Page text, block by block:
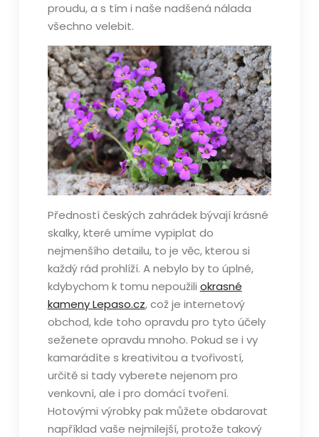
proudu, a s tím i naše nadšená nálada
všechno velebit.
Předností českých zahrádek bývají krásné
skalky, které umíme vypiplat do
nejmenšího detailu, to je věc, kterou si
každý rád prohlíží. A nebylo by to úplné,
kdybychom k tomu nepoužili okrasné
kameny Lepaso.cz, což je internetový
obchod, kde toho opravdu pro tyto účely
seženete opravdu mnoho. Pokud se i vy
kamarádíte s kreativitou a tvořivostí,
určitě si tady vyberete nejenom pro
venkovní, ale i pro domácí tvoření.
Hotovými výrobky pak můžete obdarovat
například vaše nejmilejší, protože takový